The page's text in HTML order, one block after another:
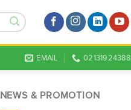
EMAIL 02131924388
NEWS & PROMOTION